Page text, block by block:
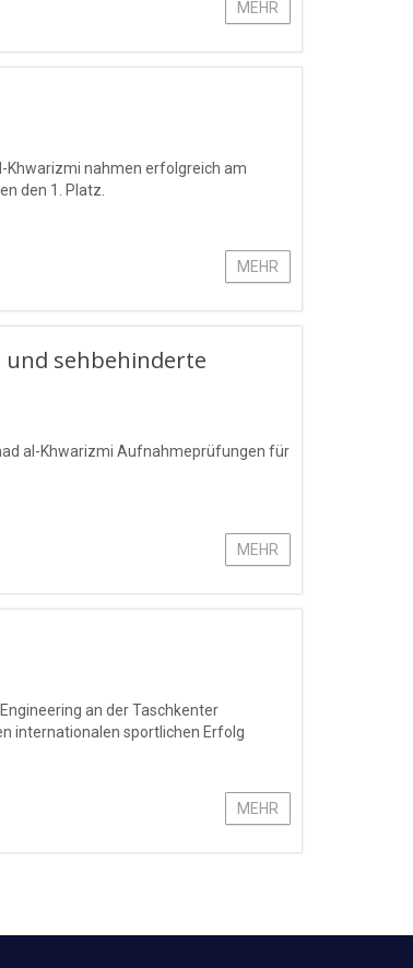
MEHR
nahmen erfolgreich am
den 1. Platz.
MEHR
sehbehinderte
al-Khwarizmi Aufnahmeprüfungen für
MEHR
an der Taschkenter
internationalen sportlichen Erfolg
MEHR